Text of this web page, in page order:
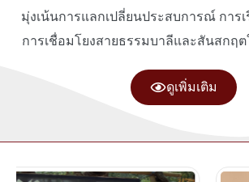
มุ่งเน้นการแลกเปลี่ยนประสบการณ์ การ
การเชื่อมโยงสายธรรมบาลีและสันสกฤ
ดูเพิ่มเติม